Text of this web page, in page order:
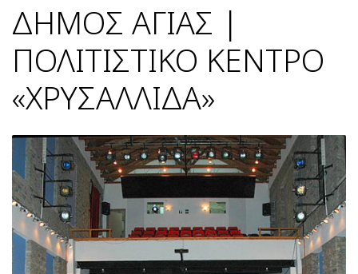
ΔΗΜΟΣ ΑΓΙΑΣ |
ΠΟΛΙΤΙΣΤΙΚΟ ΚΕΝΤΡΟ
«ΧΡΥΣΑΛΛΙΔΑ»